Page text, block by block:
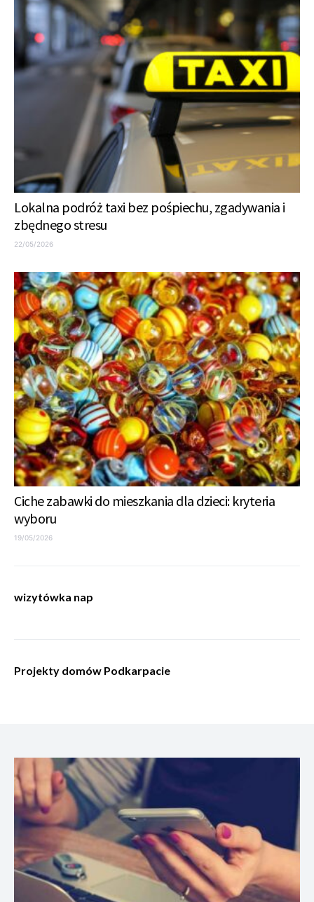
Lokalna podróż taxi bez pośpiechu, zgadywania i
zbędnego stresu
22/05/2026
Ciche zabawki do mieszkania dla dzieci: kryteria
wyboru
19/05/2026
wizytówka nap
Projekty domów Podkarpacie